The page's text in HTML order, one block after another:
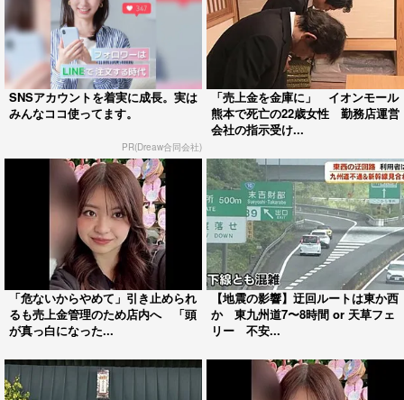
SNSアカウントを着実に成長。実は
みんなココ使ってます。
PR(Dreaw合同会社)
「売上金を金庫に」 イオンモール
熊本で死亡の22歳女性 勤務店運営
会社の指示受け...
「危ないからやめて」引き止められ
るも売上金管理のため店内へ 「頭
が真っ白になった...
【地震の影響】迂回ルートは東か西
か 東九州道7〜8時間 or 天草フェ
リー 不安...